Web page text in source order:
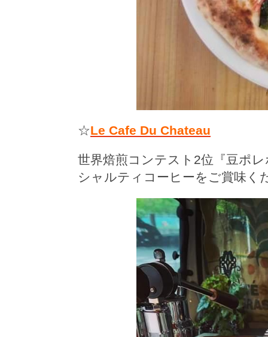
☆Le Cafe Du Chateau
世界焙煎コンテスト2位『豆ポ
シャルティコーヒーをご賞味く